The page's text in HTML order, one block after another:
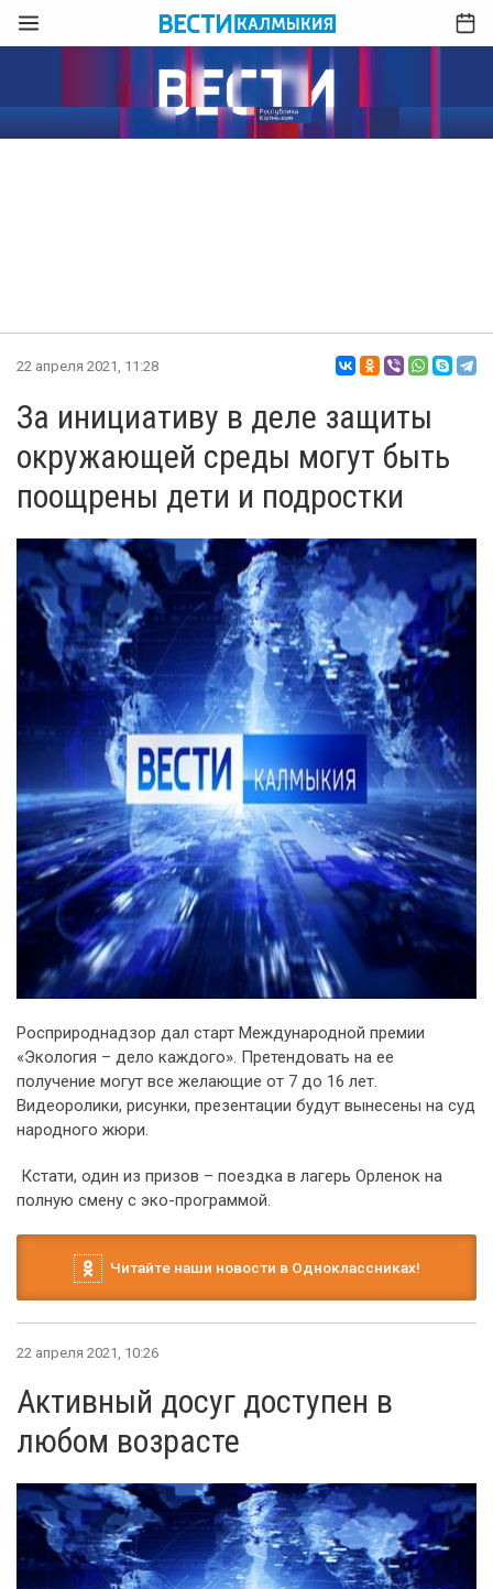
22 апреля 2021, 11:28
За инициативу в деле защиты
окружающей среды могут быть
поощрены дети и подростки
Росприроднадзор дал старт Международной премии
«Экология – дело каждого». Претендовать на ее
получение могут все желающие от 7 до 16 лет.
Видеоролики, рисунки, презентации будут вынесены на суд
народного жюри.
Кстати, один из призов – поездка в лагерь Орленок на
полную смену с эко-программой.
Читайте наши новости в Одноклассниках!
22 апреля 2021, 10:26
Активный досуг доступен в
любом возрасте